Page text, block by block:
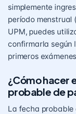
simplemente
período menstrual
UPM, puedes
confirmarla según
primeros
¿Cómo hacer
probable de
La fecha probable